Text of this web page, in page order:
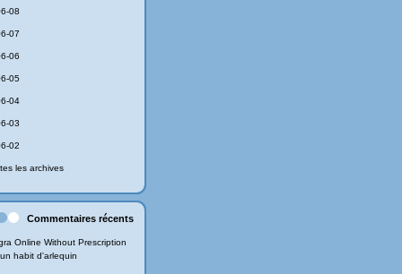
08
07
06
05
04
03
02
les archives
Commentaires récents
Online Without Prescription
un habit d'arlequin